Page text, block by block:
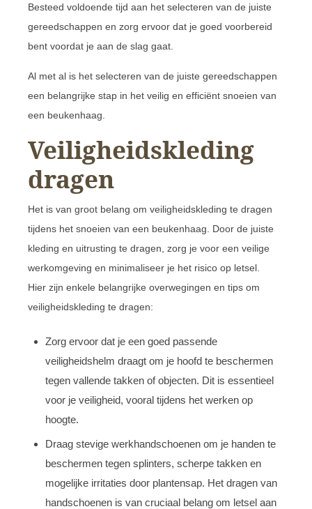
Besteed voldoende tijd aan het selecteren van de juiste
gereedschappen en zorg ervoor dat je goed voorbereid
bent voordat je aan de slag gaat.
Al met al is het selecteren van de juiste gereedschappen
een belangrijke stap in het veilig en efficiënt snoeien van
een beukenhaag.
Veiligheidskleding
dragen
Het is van groot belang om veiligheidskleding te dragen
tijdens het snoeien van een beukenhaag. Door de juiste
kleding en uitrusting te dragen, zorg je voor een veilige
werkomgeving en minimaliseer je het risico op letsel.
Hier zijn enkele belangrijke overwegingen en tips om
veiligheidskleding te dragen:
Zorg ervoor dat je een goed passende
veiligheidshelm draagt om je hoofd te beschermen
tegen vallende takken of objecten. Dit is essentieel
voor je veiligheid, vooral tijdens het werken op
hoogte.
Draag stevige werkhandschoenen om je handen te
beschermen tegen splinters, scherpe takken en
mogelijke irritaties door plantensap. Het dragen van
handschoenen is van cruciaal belang om letsel aan